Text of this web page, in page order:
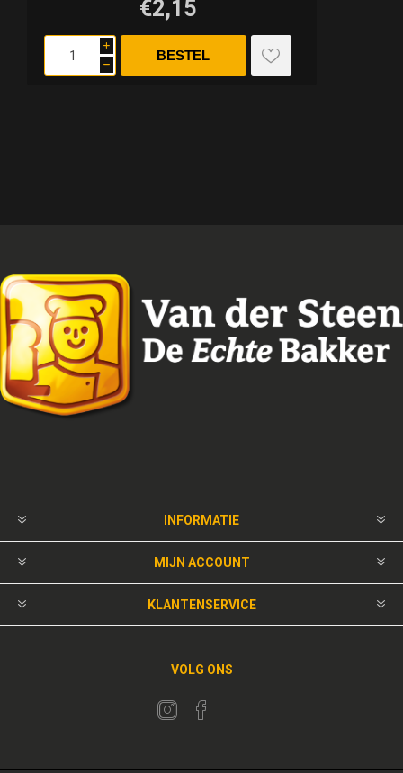
€2,15
i
h
INFORMATIE
MIJN ACCOUNT
KLANTENSERVICE
VOLG ONS